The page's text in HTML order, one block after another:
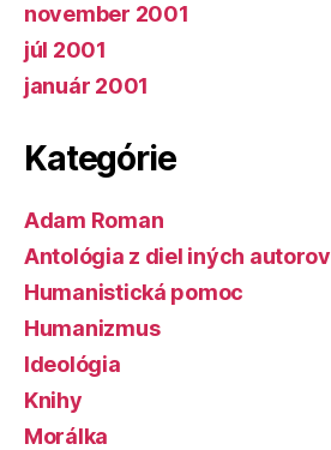
november 2001
júl 2001
január 2001
Kategórie
Adam Roman
Antológia z diel iných autorov
Humanistická pomoc
Humanizmus
Ideológia
Knihy
Morálka